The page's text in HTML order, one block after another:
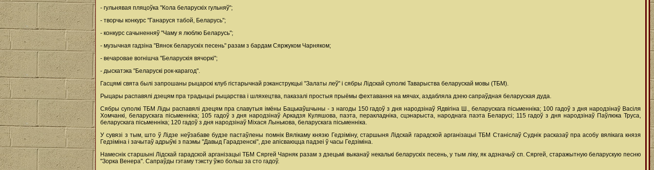
- гульнявая пляцоўка "Кола беларускіх гульняў";
- творчы конкурс "Ганаруся табой, Беларусь";
- конкурс сачыненняў "Чаму я люблю Беларусь";
- музычная гадзіна "Вянок беларускіх песень" разам з бардам Сяржуком Чарняком;
- вечаровае вогнішча "Беларускія вячоркі";
- дыскатэка "Беларускі рок-карагод".
Гасцямі свята былі запрошаны рыцарскі клуб гістарычнай рэканструкцыі "Залаты леў" і сябры Лідскай суполкі Таварыства беларускай мовы (ТБМ).
Рыцары распавялі дзецям пра традыцыі рыцарства і шляхецтва, паказалі простыя прыёмы фехтавання на мячах, аздабляла дзею сапраўдная беларуская дуда.
Сябры суполкі ТБМ Ліды распавялі дзецям пра славутыя імёны Бацькаўшчыны - з нагоды 150 гадоў з дня народзінаў Ядвігіна Ш., беларускага пісьменніка; 100 гадоў з дня народзінаў Васіля
Хомчанкі, беларускага пісьменніка; 105 гадоў з дня народзінаў Аркадзя Куляшова, паэта, перакладніка, сцэнарыста, народнага паэта Беларусі; 115 гадоў з дня народзінаў Паўлюка Труса,
беларускага пісьменніка; 120 гадоў з дня народзінаў Міхася Лынькова, беларускага пісьменніка.
У сувязі з тым, што ў Лідзе неўзабаве будзе пастаўлены помнік Вялікаму князю Гедзіміну, старшыня Лідскай гарадской арганізацыі ТБМ Станіслаў Суднік расказаў пра асобу вялікага князя
Гедзіміна і зачытаў адрыўкі з паэмы "Давыд Гарадзенскі", дзе апісваюцца падзеі ў часы Гедзіміна.
Намеснік старшыні Лідскай гарадской арганізацыі ТБМ Сяргей Чарняк разам з дзецьмі выканаў некалькі беларускіх песень, у тым ліку, як адзначыў сп. Сяргей, старажытную беларускую песню
"Зорка Венера". Сапраўды гэтаму тэксту ўжо больш за сто гадоў.